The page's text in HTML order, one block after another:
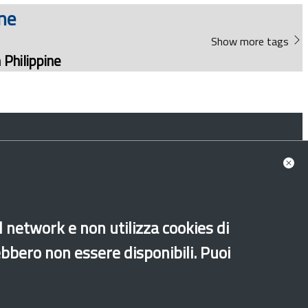
Show more tags
e non utilizza cookies di
non essere disponibili. Puoi